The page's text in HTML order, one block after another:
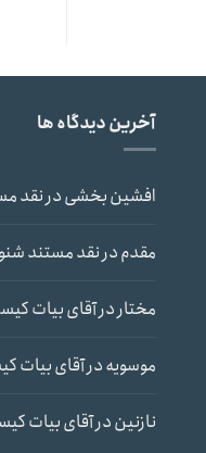
آخرین دیدگاه ها
افشین بخشیدرنقد
مقدمدرنقد مستند
مختاردرآقای بیات
موسویهدرآقای بیات
نازنیندرآقای بیات